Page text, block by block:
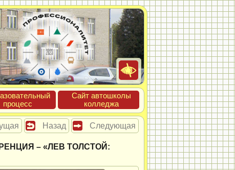
про­цесс
Сайт ав­тошко­лы
кол­леджа
Назад Следующая
– «ЛЕВ ТОЛСТОЙ: